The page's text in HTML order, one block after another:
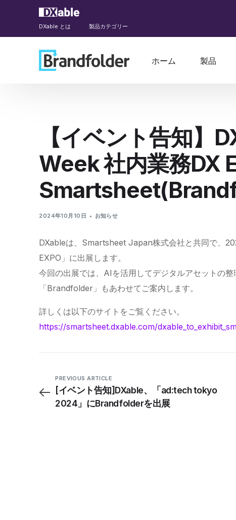
DXable とは 製品カテゴリー
ホーム 製品
【イベント告知】
Week 社内業務DX
2024年10月10日 お知らせ
DXableは、Smartsheet Japan株式会社と共同で、
EXPO」に出展します。
今回の出展では、AIを活用してデジタルアセットの
「Brandfolder」もあわせてご案内します。
詳しくは以下のサイトをご覧ください。
https://smartsheet.dxable.com/
PREVIOUS ARTICLE
[イベント告知]DXable、「ad:tech tokyo
2024」にBrandfolderを出展